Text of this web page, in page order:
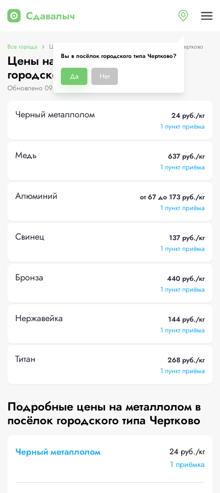
Вы в посёлок городского типа Чертково?
Да Нет
Все города Цены на металлолом в посёлок городского типа Чертково
Цены на металлолом в посёлок
городского типа Чертково
Обновлено 09.08.2026
Черный металлолом
24 руб./кг
1 пункт приёма
Медь
637 руб./кг
1 пункт приёма
Алюминий
от 67 до 173 руб./кг
1 пункт приёма
Свинец
137 руб./кг
1 пункт приёма
Бронза
440 руб./кг
1 пункт приёма
Нержавейка
144 руб./кг
1 пункт приёма
Титан
268 руб./кг
1 пункт приёма
Подробные цены на металлолом в
посёлок городского типа Чертково
Черный металлолом
24 руб./кг
1 приёмка